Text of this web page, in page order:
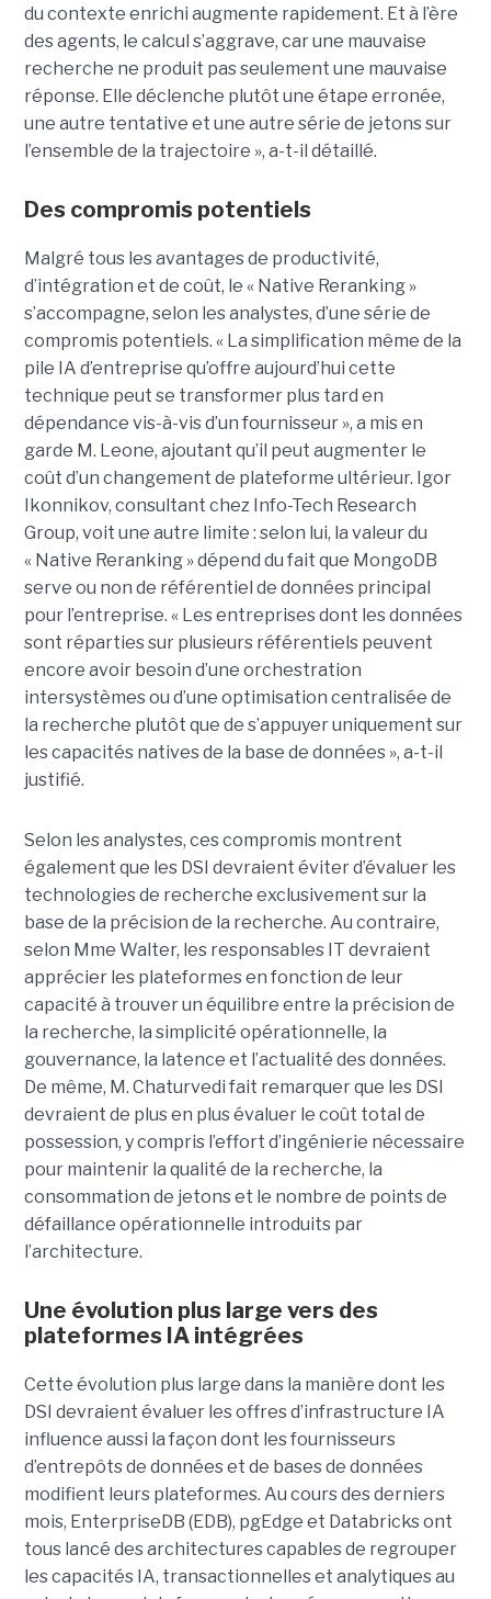
du contexte enrichi augmente rapidement. Et à l’ère
des agents, le calcul s’aggrave, car une mauvaise
recherche ne produit pas seulement une mauvaise
réponse. Elle déclenche plutôt une étape erronée,
une autre tentative et une autre série de jetons sur
l’ensemble de la trajectoire », a-t-il détaillé.
Des compromis potentiels
Malgré tous les avantages de productivité,
d’intégration et de coût, le « Native Reranking »
s’accompagne, selon les analystes, d’une série de
compromis potentiels. « La simplification même de la
pile IA d’entreprise qu’offre aujourd’hui cette
technique peut se transformer plus tard en
dépendance vis-à-vis d’un fournisseur », a mis en
garde M. Leone, ajoutant qu’il peut augmenter le
coût d’un changement de plateforme ultérieur. Igor
Ikonnikov, consultant chez Info-Tech Research
Group, voit une autre limite : selon lui, la valeur du
« Native Reranking » dépend du fait que MongoDB
serve ou non de référentiel de données principal
pour l’entreprise. « Les entreprises dont les données
sont réparties sur plusieurs référentiels peuvent
encore avoir besoin d’une orchestration
intersystèmes ou d’une optimisation centralisée de
la recherche plutôt que de s’appuyer uniquement sur
les capacités natives de la base de données », a-t-il
justifié.
Selon les analystes, ces compromis montrent
également que les DSI devraient éviter d’évaluer les
technologies de recherche exclusivement sur la
base de la précision de la recherche. Au contraire,
selon Mme Walter, les responsables IT devraient
apprécier les plateformes en fonction de leur
capacité à trouver un équilibre entre la précision de
la recherche, la simplicité opérationnelle, la
gouvernance, la latence et l’actualité des données.
De même, M. Chaturvedi fait remarquer que les DSI
devraient de plus en plus évaluer le coût total de
possession, y compris l’effort d’ingénierie nécessaire
pour maintenir la qualité de la recherche, la
consommation de jetons et le nombre de points de
défaillance opérationnelle introduits par
l’architecture.
Une évolution plus large vers des
plateformes IA intégrées
Cette évolution plus large dans la manière dont les
DSI devraient évaluer les offres d’infrastructure IA
influence aussi la façon dont les fournisseurs
d’entrepôts de données et de bases de données
modifient leurs plateformes. Au cours des derniers
mois, EnterpriseDB (EDB), pgEdge et Databricks ont
tous lancé des architectures capables de regrouper
les capacités IA, transactionnelles et analytiques au